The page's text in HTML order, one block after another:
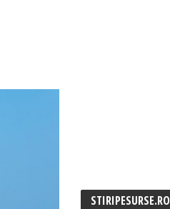
STIRIPESURSE.RO